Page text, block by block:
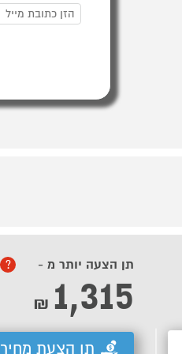
תן הצעה יותר מ - ?
1,315
₪
תן הצעת מחיר